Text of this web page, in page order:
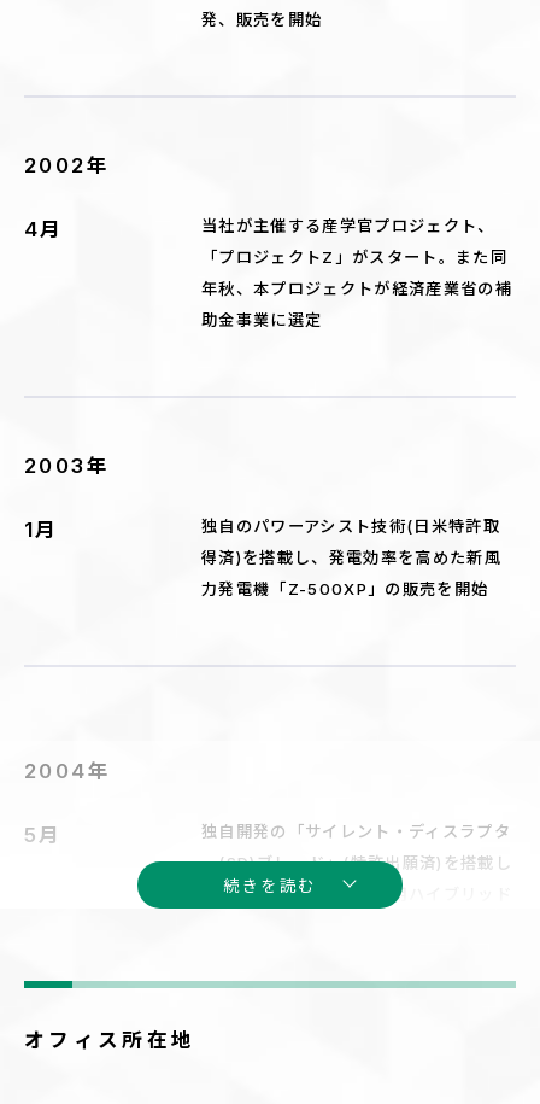
発、販売を開始
2002年
4月
当社が主催する産学官プロジェクト、
「プロジェクトZ」がスタート。また同
年秋、本プロジェクトが経済産業省の補
助金事業に選定
2003年
1月
独自のパワーアシスト技術(日米特許取
得済)を搭載し、発電効率を高めた新風
力発電機「Z-500XP」の販売を開始
2004年
5月
独自開発の「サイレント・ディスラプタ
ー(SD)ブレード」(特許出願済)を搭載し
た、ベランダ設置の家庭用ハイブリッド
続きを読む
オフィス所在地